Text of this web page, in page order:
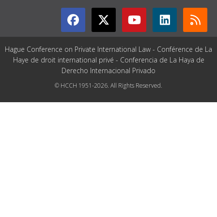
Hague Conference on Private International Law - Conférence de La
Haye de droit international privé - Conferencia de La Haya de
Derecho Internacional Privado
© HCCH 1951-2026. All Rights Reserved.